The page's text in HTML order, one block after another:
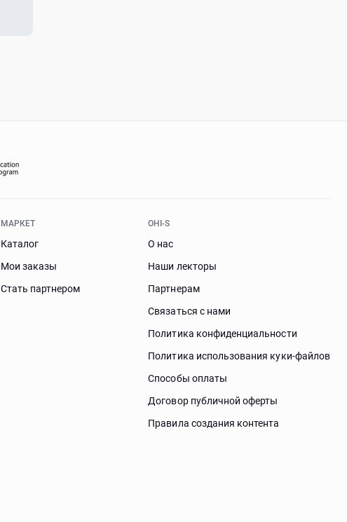
МАРКЕТ
Каталог
Мои заказы
Стать партнером
OHI-S
О нас
Наши лекторы
Партнерам
Связаться с нами
Политика конфиденциальности
Политика использования куки-файлов
Способы оплаты
Договор публичной оферты
Правила создания контента